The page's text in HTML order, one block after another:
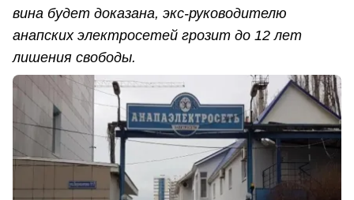
вина будет доказана, экс-руководителю
анапских электросетей грозит до 12 лет
лишения свободы.